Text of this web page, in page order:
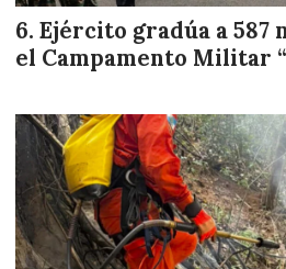
Ejército gradúa a 587
el Campamento Militar